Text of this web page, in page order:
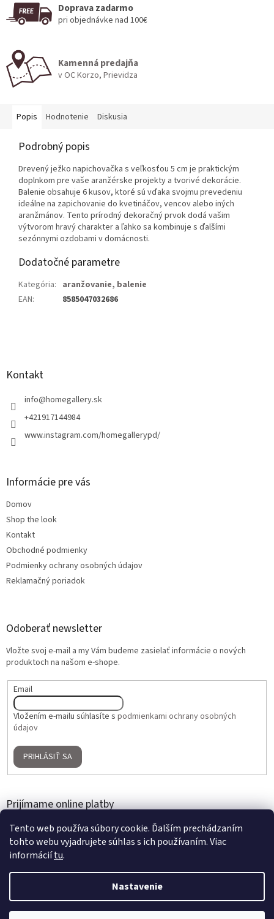
Tento web používa súbory cookie. Ďalším prechádzaním
tohto webu vyjadrujete súhlas s ich používaním. Viac
informáciítu.
Nastavenie
Doprava zadarmo
pri objednávke nad 100€
Kamenná predajňa
v OC Korzo, Prievidza
Popis Hodnotenie Diskusia
Podrobný popis
Drevený ježko napichovačka s veľkosťou 5 cm je praktickým
doplnkom pre vaše aranžérske projekty a tvorivé dekorácie.
Balenie obsahuje 6 kusov, ktoré sú vďaka svojmu prevedeniu
ideálne na zapichovanie do kvetináčov, vencov alebo iných
aranžmánov. Tento prírodný dekoračný prvok dodá vašim
výtvorom hravý charakter a ľahko sa kombinuje s ďalšími
sezónnymi ozdobami v domácnosti.
Dodatočné parametre
Kategória: aranžovanie, balenie
EAN: 8585047032686
Kontakt
info@homegallery.sk
+421917144984
www.instagram.com/homegallerypd/
Informácie pre vás
Domov
Shop the look
Kontakt
Obchodné podmienky
Podmienky ochrany osobných údajov
Reklamačný poriadok
Odoberať newsletter
Vložte svoj e-mail a my Vám budeme zasielať informácie o nových
produktoch na našom e-shope.
Email
Vložením e-mailu súhlasíte s podmienkami ochrany osobných
údajov
PRIHLÁSIŤ SA
Prijímame online platby
Vytvoril Shoptet